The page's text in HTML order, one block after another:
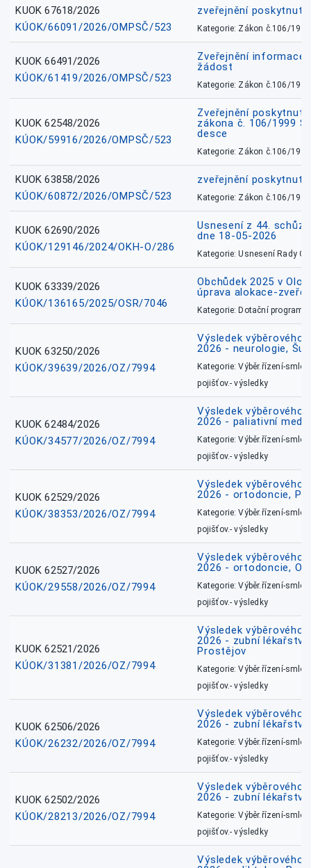
KUOK 67618/2026
KÚOK/66091/2026/OMPSČ/523
zveřejnění
Kategorie: Zákon č.106/1999
KUOK 66491/2026
KÚOK/61419/2026/OMPSČ/523
Zveřejnění informace
žádost
Kategorie: Zákon č.106/1999
KUOK 62548/2026
KÚOK/59916/2026/OMPSČ/523
Zveřejnění
zákona č. 106/1999
desce
Kategorie: Zákon č.106/1999
KUOK 63858/2026
KÚOK/60872/2026/OMPSČ/523
zveřejnění
Kategorie: Zákon č.106/1999
KUOK 62690/2026
KÚOK/129146/2024/OKH-O/286
Usnesení z 44.
dne 18-05-2026
Kategorie: Usnesení Rady
KUOK 63339/2026
KÚOK/136165/2025/OSR/7046
Obchůdek 2025 v
úprava alokace-
Kategorie: Dotační
KUOK 63250/2026
KÚOK/39639/2026/OZ/7994
Výsledek výběrového
2026 - neurologie,
Kategorie: Výběr.řízení-
pojišťov.- výsledky
KUOK 62484/2026
KÚOK/34577/2026/OZ/7994
Výsledek výběrového
2026 - paliativní
Kategorie: Výběr.řízení-
pojišťov.- výsledky
KUOK 62529/2026
KÚOK/38353/2026/OZ/7994
Výsledek výběrového
2026 - ortodoncie,
Kategorie: Výběr.řízení-
pojišťov.- výsledky
KUOK 62527/2026
KÚOK/29558/2026/OZ/7994
Výsledek výběrového
2026 - ortodoncie,
Kategorie: Výběr.řízení-
pojišťov.- výsledky
KUOK 62521/2026
KÚOK/31381/2026/OZ/7994
Výsledek výběrového
2026 - zubní
Prostějov
Kategorie: Výběr.řízení-
pojišťov.- výsledky
KUOK 62506/2026
KÚOK/26232/2026/OZ/7994
Výsledek výběrového
2026 - zubní
Kategorie: Výběr.řízení-
pojišťov.- výsledky
KUOK 62502/2026
KÚOK/28213/2026/OZ/7994
Výsledek výběrového
2026 - zubní
Kategorie: Výběr.řízení-
pojišťov.- výsledky
Výsledek výběrového